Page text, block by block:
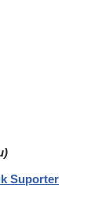
Suporter